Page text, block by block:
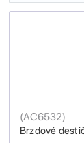
Brzdové
(AC6532)